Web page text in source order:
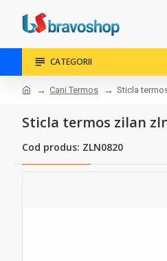
CATEGORII
Cani Termos Sticla
Sticla termos zilan
Cod produs: ZLN0820